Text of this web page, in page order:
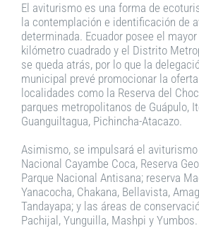
El aviturismo es una forma de
la contemplación e identificación de
determinada. Ecuador posee el
kilómetro cuadrado y el Distrito
se queda atrás, por lo que la
municipal prevé promocionar la
localidades como la Reserva del
parques metropolitanos de Guápulo,
Guanguiltagua, Pichincha-Atacazo.
Asimismo, se impulsará el aviturismo
Nacional Cayambe Coca, Reserva
Parque Nacional Antisana; reserva
Yanacocha, Chakana, Bellavista,
Tandayapa; y las áreas de
Pachijal, Yunguilla, Mashpi y Yumbos.